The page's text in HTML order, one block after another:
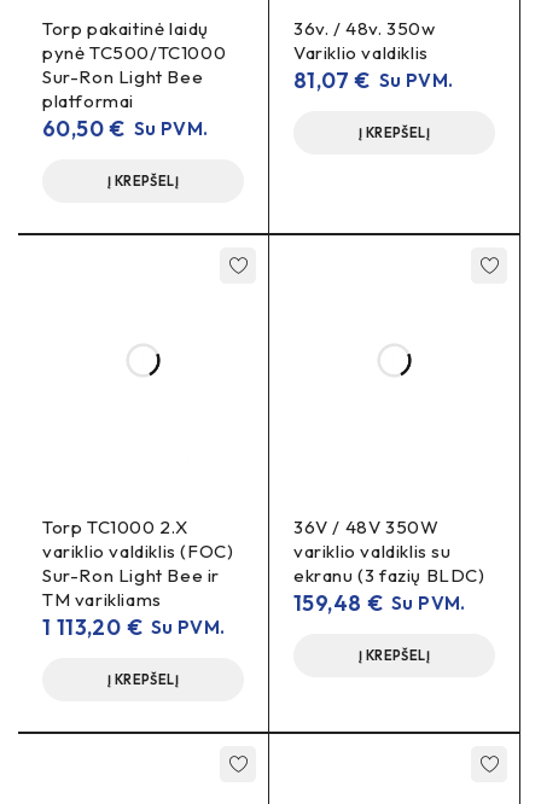
Nauda
Lengvas paleidimas
mažiau konfigūravimo.
Prisitaikanti dinamika
Ar veiks su mano 24 V baterija?
Valdiklis palaiko standartinius PAS.
Ar tinka galios didinimui?
Tai350 W klasės kontroleris – rekomenduojama nenaudoti
Torp pakaitinė laidų
pynė TC500/TC1000
Sur-Ron Light Bee
platformai
60,50€ Su PVM.
Į KREPŠELĮ
36v. / 48v. 350w
Variklio valdiklis
81,07€ Su PVM.
Į KREPŠELĮ
Torp TC1000 2.X
variklio valdiklis (FOC)
Sur-Ron Light Bee ir
TM varikliams
1 113,20 € Su PVM.
Į KREPŠELĮ
36V / 48V 350W
variklio valdiklis su
ekranu (3 fazių BLDC)
159,48 € Su PVM.
Į KREPŠELĮ